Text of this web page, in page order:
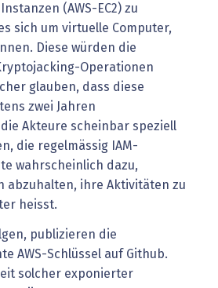
(AWS-EC2) zu
sich um virtuelle Computer,
Diese würden die
Operationen
glauben, dass diese
zwei Jahren
Akteure scheinbar speziell
die regelmässig IAM-
wahrscheinlich dazu,
abzuhalten, ihre Aktivitäten zu
heisst.
publizieren die
AWS-Schlüssel auf Github.
solcher exponierter